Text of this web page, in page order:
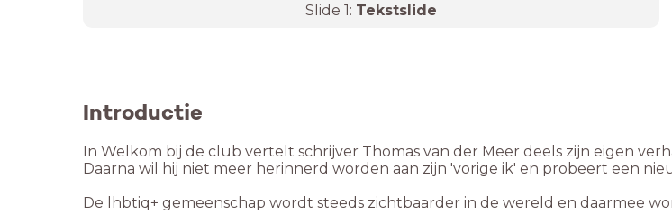
Slide 1: Tekstslide
Introductie
In Welkom bij de club vertelt schrijver Thomas van der Meer deels zijn eigen
Daarna wil hij niet meer herinnerd worden aan zijn 'vorige ik' en probeert een
De lhbtiq+ gemeenschap wordt steeds zichtbaarder in de wereld en daarmee